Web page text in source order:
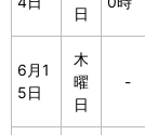
日
6月1
5日
木
曜
日
-